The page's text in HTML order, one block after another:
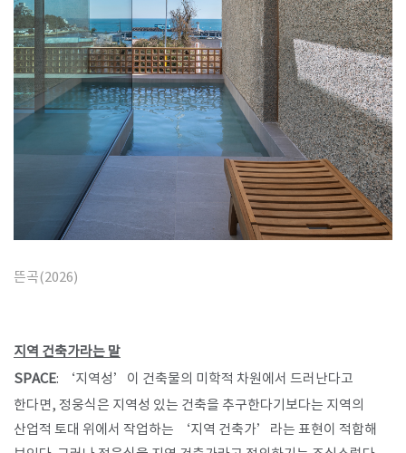
뜬곡(2026)
지역 건축가라는 말
SPACE: ‘지역성’이 건축물의 미학적 차원에서 드러난다고
한다면, 정웅식은 지역성 있는 건축을 추구한다기보다는 지역의
산업적 토대 위에서 작업하는 ‘지역 건축가’라는 표현이 적합해